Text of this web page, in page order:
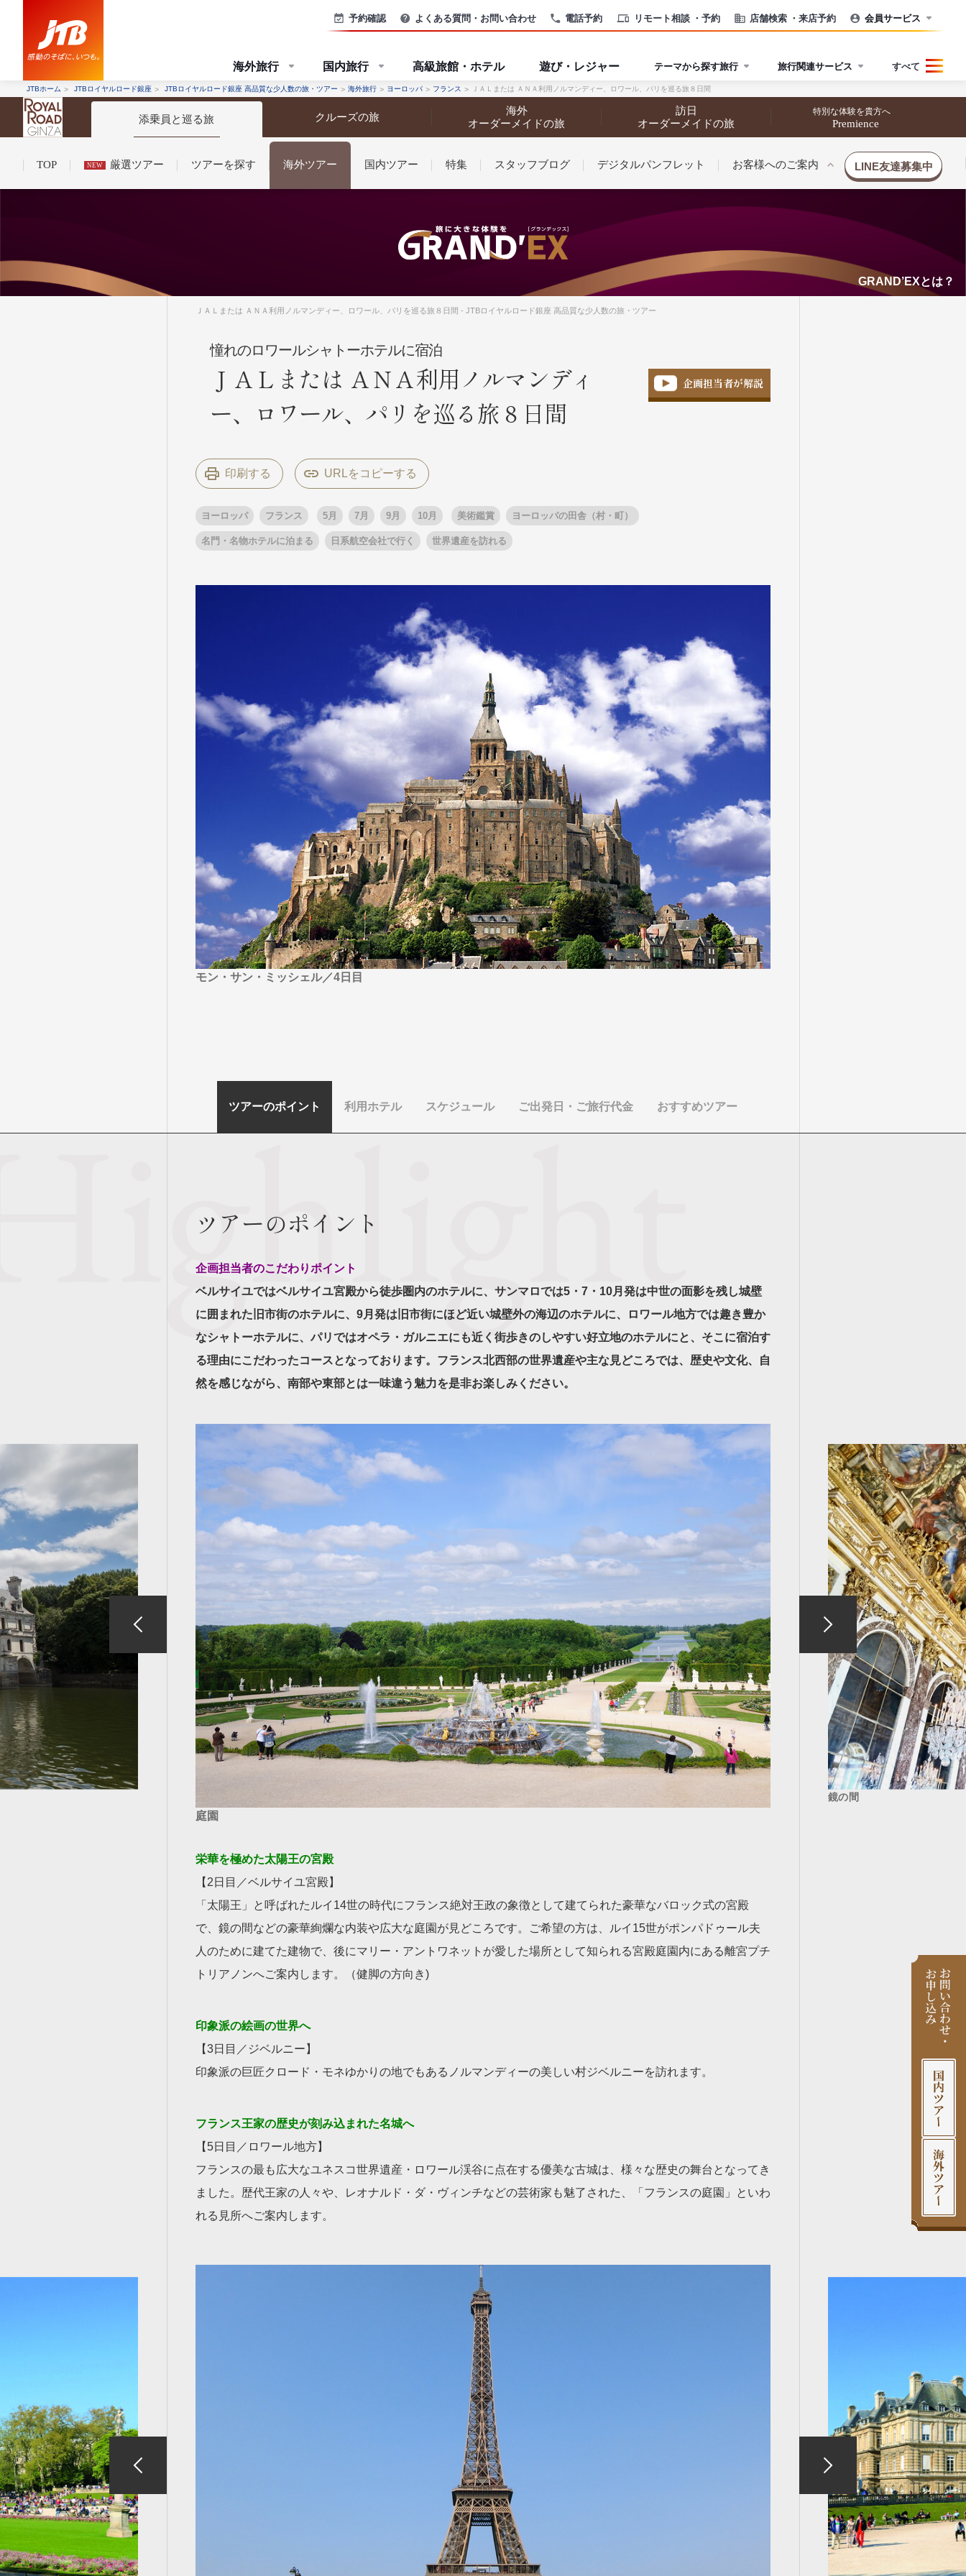
電話予約 リモート相談 ・予約 店舗検索 ・来店予約
予約確認 よくある質問・お問い合わせ 会員サービス
海外旅行 国内旅行 高級旅館・ホテル 遊び・レジャー テーマから探す旅行 旅行関連サービス すべて
JTBホーム JTBロイヤルロード銀座 JTBロイヤルロード銀座 高品質な少人数の旅・ツアー 海外旅行 ヨーロッパ フランス ＪＡＬまたは ＡＮＡ利用ノルマンディー、ロワール、パリを巡る旅８日間
添乗員と巡る旅 クルーズの旅
海外
オーダーメイドの旅
訪日
オーダーメイドの旅
特別な体験を貴方へ
Premience
TOP NEW 厳選ツアー ツアーを探す 海外ツアー 国内ツアー 特集 スタッフブログ デジタルパンフレット お客様へのご案内
コンシェルジュ紹介お申し込みの流れ法人企業・自治体のみなさまへ
LINE友達募集中
条件から探す
条件から探す
キーワード
出発地とエリア
出発月
GRAND'EX 夢の休日 | 海外旅行
目的・テーマから探す
ヨーロッパの田舎（村・町）
名門・名物ホテルに泊まる
特別企画
グルメ リゾート 一都市滞在 お祭り・イベント
日系航空会社で行く
世界遺産を訪れる
1度は見てみたい遺跡
野生動物に出合う
オーロラ クルーズ 音楽鑑賞
名画鑑賞
お花・紅葉
鉄道の旅
ハイキング・トレッキング
専任ガイド・講師同行の旅
1名様からの旅
ラ・プルミエール（エールフランス航空）
条件から探す
条件から探す
キーワード
出発地とエリア
出発月
夢の休日 国内旅行 四季彩紀行
目的・テーマから探す
祭り 季節の風景 特別企画
ラグジュアリーバスでめぐる
ガンツウ
ななつ星in九州
TWILIGHT EXPRESS 瑞風
美食・旬の味覚を味わう
アドベンチャーツーリズム・ウォーキング
観光列車
島旅
芸術鑑賞（美術、音楽）・講師同行の旅
GRAND’EXとは？
ＪＡＬまたは ＡＮＡ利用ノルマンディー、ロワール、パリを巡る旅８日間 - JTBロイヤルロード銀座 高品質な少人数の旅・ツアー
憧れのロワールシャトーホテルに宿泊
ＪＡＬまたは ＡＮＡ利用ノルマンディ
ー、ロワール、パリを巡る旅８日間
企画担当者が解説
印刷する
ヨーロッパ フランス 5月 7月 9月 10月 美術鑑賞 ヨーロッパの田舎（村・町）
名門・名物ホテルに泊まる 日系航空会社で行く 世界遺産を訪れる
モン・サン・ミッシェル／4日目
ツアーのポイント 利用ホテル スケジュール ご出発日・ご旅行代金 おすすめツアー
ツアーのポイント
企画担当者のこだわりポイント
ベルサイユではベルサイユ宮殿から徒歩圏内のホテルに、サンマロでは5・7・10月発は中世の面影を残し城壁
に囲まれた旧市街のホテルに、9月発は旧市街にほど近い城壁外の海辺のホテルに、ロワール地方では趣き豊か
なシャトーホテルに、パリではオペラ・ガルニエにも近く街歩きのしやすい好立地のホテルにと、そこに宿泊す
る理由にこだわったコースとなっております。フランス北西部の世界遺産や主な見どころでは、歴史や文化、自
然を感じながら、南部や東部とは一味違う魅力を是非お楽しみください。
庭園
鏡の間
栄華を極めた太陽王の宮殿
【2日目／ベルサイユ宮殿】
「太陽王」と呼ばれたルイ14世の時代にフランス絶対王政の象徴として建てられた豪華なバロック式の宮殿
で、鏡の間などの豪華絢爛な内装や広大な庭園が見どころです。ご希望の方は、ルイ15世がポンパドゥール夫
人のために建てた建物で、後にマリー・アントワネットが愛した場所として知られる宮殿庭園内にある離宮プチ
トリアノンへご案内します。（健脚の方向き)
印象派の絵画の世界へ
【3日目／ジベルニー】
印象派の巨匠クロード・モネゆかりの地でもあるノルマンディーの美しい村ジベルニーを訪れます。
フランス王家の歴史が刻み込まれた名城へ
【5日目／ロワール地方】
フランスの最も広大なユネスコ世界遺産・ロワール渓谷に点在する優美な古城は、様々な歴史の舞台となってき
ました。歴代王家の人々や、レオナルド・ダ・ヴィンチなどの芸術家も魅了された、「フランスの庭園」といわ
れる見所へご案内します。